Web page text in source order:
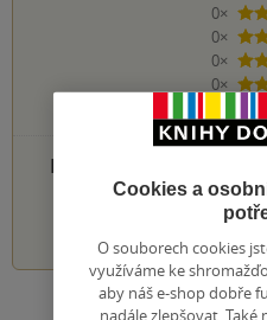
0×
0×
0×
0×
2
PŘIDEJTE SVÉ
3 4
Cookies a
O souborech cookies
využíváme ke
aby náš e-shop dobře
nadále zlepšovat.